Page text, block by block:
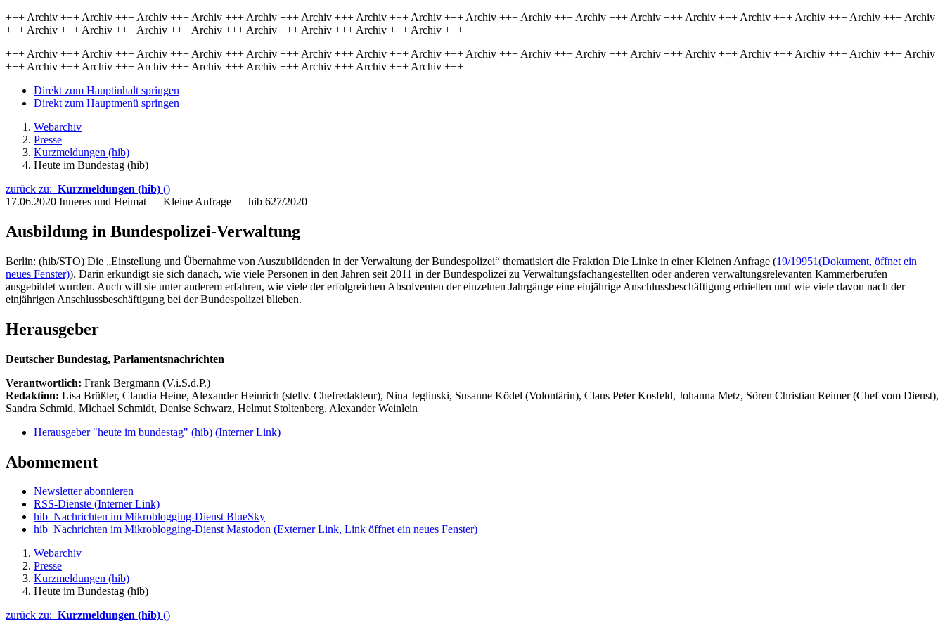
+++ Archiv +++ Archiv +++ Archiv +++ Archiv +++ Archiv +++ Archiv +++ Archiv +++ Archiv +++ Archiv +++ Archiv +++ Archiv +++ Archiv +++ Archiv +++ Archiv +++ Archiv +++ Archiv +++ Archiv
+++ Archiv +++ Archiv +++ Archiv +++ Archiv +++ Archiv +++ Archiv +++ Archiv +++ Archiv +++
+++ Archiv +++ Archiv +++ Archiv +++ Archiv +++ Archiv +++ Archiv +++ Archiv +++ Archiv +++ Archiv +++ Archiv +++ Archiv +++ Archiv +++ Archiv +++ Archiv +++ Archiv +++ Archiv +++ Archiv
+++ Archiv +++ Archiv +++ Archiv +++ Archiv +++ Archiv +++ Archiv +++ Archiv +++ Archiv +++
Direkt zum Hauptinhalt springen
Direkt zum Hauptmenü springen
Webarchiv
Presse
Kurzmeldungen (hib)
Heute im Bundestag (hib)
zurück zu: Kurzmeldungen (hib) ()
17.06.2020 Inneres und Heimat — Kleine Anfrage — hib 627/2020
Ausbildung in Bundespolizei-Verwaltung
Berlin: (hib/STO) Die „Einstellung und Übernahme von Auszubildenden in der Verwaltung der Bundespolizei“ thematisiert die Fraktion Die Linke in einer Kleinen Anfrage (19/19951(Dokument, öffnet ein
neues Fenster)). Darin erkundigt sie sich danach, wie viele Personen in den Jahren seit 2011 in der Bundespolizei zu Verwaltungsfachangestellten oder anderen verwaltungsrelevanten Kammerberufen
ausgebildet wurden. Auch will sie unter anderem erfahren, wie viele der erfolgreichen Absolventen der einzelnen Jahrgänge eine einjährige Anschlussbeschäftigung erhielten und wie viele davon nach der
einjährigen Anschlussbeschäftigung bei der Bundespolizei blieben.
Herausgeber
Deutscher Bundestag, Parlamentsnachrichten
Verantwortlich: Frank Bergmann (V.i.S.d.P.)
Redaktion: Lisa Brüßler, Claudia Heine, Alexander Heinrich (stellv. Chefredakteur), Nina Jeglinski, Susanne Ködel (Volontärin), Claus Peter Kosfeld, Johanna Metz, Sören Christian Reimer (Chef vom Dienst),
Sandra Schmid, Michael Schmidt, Denise Schwarz, Helmut Stoltenberg, Alexander Weinlein
Herausgeber "heute im bundestag" (hib) (Interner Link)
Abonnement
Newsletter abonnieren
RSS-Dienste (Interner Link)
hib_Nachrichten im Mikroblogging-Dienst BlueSky
hib_Nachrichten im Mikroblogging-Dienst Mastodon (Externer Link, Link öffnet ein neues Fenster)
Webarchiv
Presse
Kurzmeldungen (hib)
Heute im Bundestag (hib)
zurück zu: Kurzmeldungen (hib) ()